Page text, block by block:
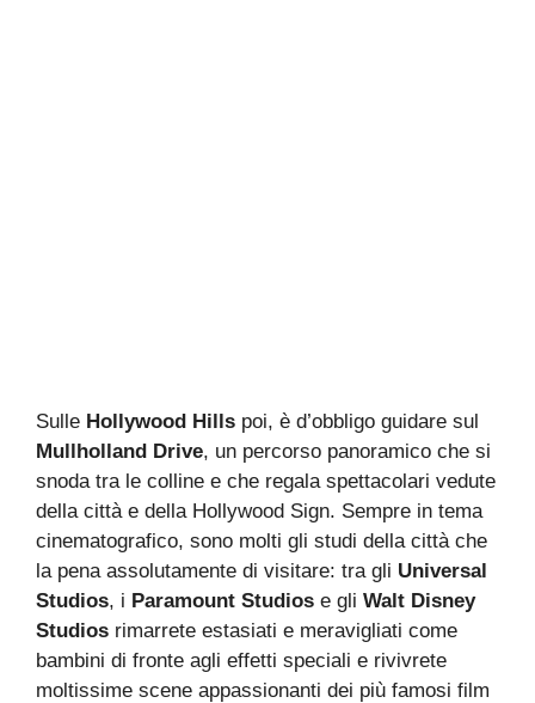
Sulle Hollywood Hills poi, è d’obbligo guidare sul
Mullholland Drive, un percorso panoramico che si
snoda tra le colline e che regala spettacolari vedute
della città e della Hollywood Sign. Sempre in tema
cinematografico, sono molti gli studi della città che
la pena assolutamente di visitare: tra gli Universal
Studios, i Paramount Studios e gli Walt Disney
Studios rimarrete estasiati e meravigliati come
bambini di fronte agli effetti speciali e rivivrete
moltissime scene appassionanti dei più famosi film